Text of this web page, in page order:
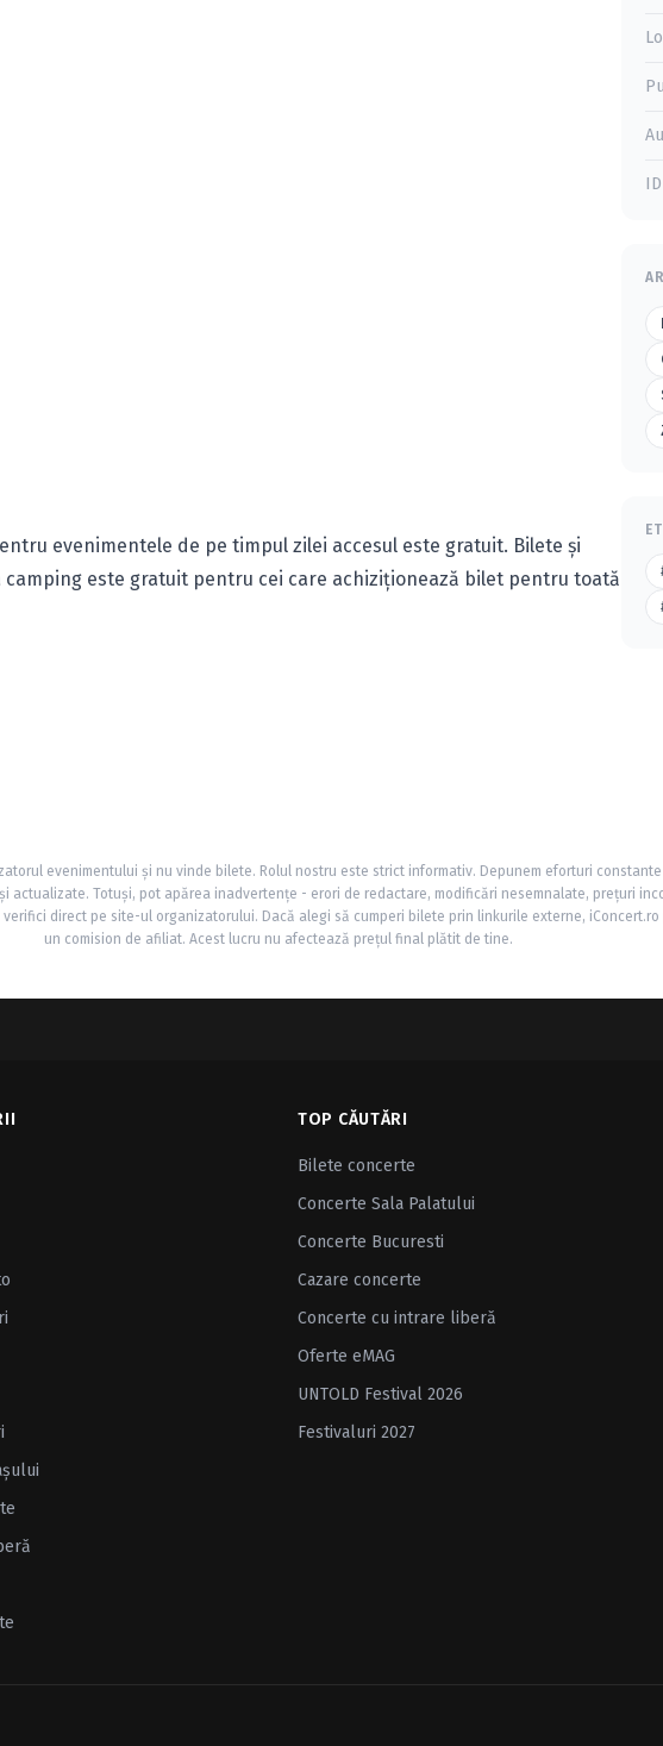
evenimentele de pe timpul zilei accesul este gratuit. Bilete şi
camping este gratuit pentru cei care achiziţionează bilet pentru toată
ID
evenimentului și nu vinde bilete. Rolul nostru este strict informativ. Depunem eforturi
actualizate. Totuși, pot apărea inadvertențe - erori de redactare, modificări nesemnalate, prețuri
verifici direct pe site-ul organizatorului. Dacă alegi să cumperi bilete prin linkurile externe, iConcert.ro
un comision de afiliat. Acest lucru nu afectează prețul final plătit de tine.
TOP CĂUTĂRI
Bilete concerte
Concerte Sala Palatului
Concerte Bucuresti
Cazare concerte
Concerte cu intrare liberă
Oferte eMAG
UNTOLD Festival 2026
Festivaluri 2027